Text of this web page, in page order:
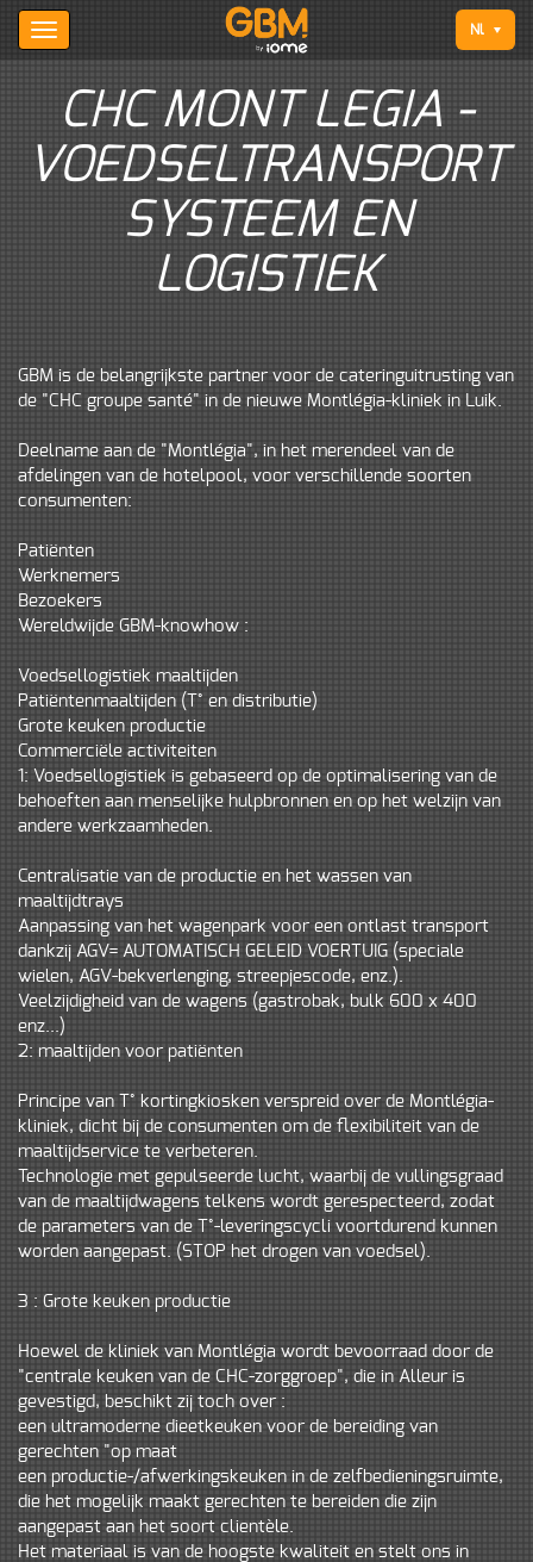
Nl
CHC MONT LEGIA -
VOEDSELTRANSPORT
SYSTEEM EN
LOGISTIEK
GBM is de belangrijkste partner voor de cateringuitrusting van
de "CHC groupe santé" in de nieuwe Montlégia-kliniek in Luik.
Deelname aan de "Montlégia", in het merendeel van de
afdelingen van de hotelpool, voor verschillende soorten
consumenten:
Patiënten
Werknemers
Bezoekers
Wereldwijde GBM-knowhow :
Voedsellogistiek maaltijden
Patiëntenmaaltijden (T° en distributie)
Grote keuken productie
Commerciële activiteiten
1: Voedsellogistiek is gebaseerd op de optimalisering van de
behoeften aan menselijke hulpbronnen en op het welzijn van
andere werkzaamheden.
Centralisatie van de productie en het wassen van
maaltijdtrays
Aanpassing van het wagenpark voor een ontlast transport
dankzij AGV= AUTOMATISCH GELEID VOERTUIG (speciale
wielen, AGV-bekverlenging, streepjescode, enz.).
Veelzijdigheid van de wagens (gastrobak, bulk 600 x 400
enz...)
2: maaltijden voor patiënten
Principe van T° kortingkiosken verspreid over de Montlégia-
kliniek, dicht bij de consumenten om de flexibiliteit van de
maaltijdservice te verbeteren.
Technologie met gepulseerde lucht, waarbij de vullingsgraad
van de maaltijdwagens telkens wordt gerespecteerd, zodat
de parameters van de T°-leveringscycli voortdurend kunnen
worden aangepast. (STOP het drogen van voedsel).
3 : Grote keuken productie
Hoewel de kliniek van Montlégia wordt bevoorraad door de
"centrale keuken van de CHC-zorggroep", die in Alleur is
gevestigd, beschikt zij toch over :
een ultramoderne dieetkeuken voor de bereiding van
gerechten "op maat
een productie-/afwerkingskeuken in de zelfbedieningsruimte,
die het mogelijk maakt gerechten te bereiden die zijn
aangepast aan het soort clientèle.
Het materiaal is van de hoogste kwaliteit en stelt ons in